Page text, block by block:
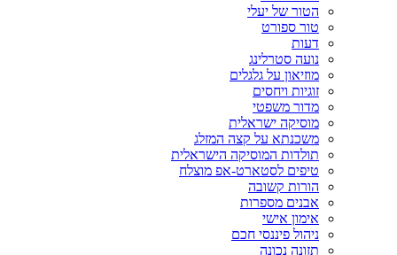
הטור של יעלי
טור ספורט
דעות
נועה סטרלינג
מוזיאון על גלגלים
זוגיות ויחסים
מדור משפטי
מוסיקה ישראלית
משכנתא על קצה המזלג
תולדות המוסיקה הישראלית
טיפים לסטארט-אפ מוצלח
הורות קשובה
אבנים מספרות
אימון אישי
ניהול פיננסי חכם
תזונה נכונה